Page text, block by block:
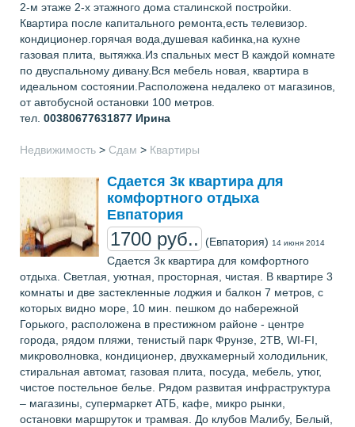
2-м этаже 2-х этажного дома сталинской постройки.
Квартира после капитального ремонта,есть телевизор.
кондиционер.горячая вода,душевая кабинка,на кухне
газовая плита, вытяжка.Из спальных мест В каждой комнате
по двуспальному дивану.Вся мебель новая, квартира в
идеальном состоянии.Расположена недалеко от магазинов,
от автобусной остановки 100 метров.
тел. 00380677631877 Ирина
Недвижимость > Сдам > Квартиры
Сдается 3к квартира для
комфортного отдыха
Евпатория
1700 руб.. (Евпатория) 14 июня 2014
Сдается 3к квартира для комфортного
отдыха. Светлая, уютная, просторная, чистая. В квартире 3
комнаты и две застекленные лоджия и балкон 7 метров, с
которых видно море, 10 мин. пешком до набережной
Горького, расположена в престижном районе - центре
города, рядом пляжи, тенистый парк Фрунзе, 2ТВ, WI-FI,
микроволновка, кондиционер, двухкамерный холодильник,
стиральная автомат, газовая плита, посуда, мебель, утюг,
чистое постельное белье. Рядом развитая инфраструктура
– магазины, супермаркет АТБ, кафе, микро рынки,
остановки маршруток и трамвая. До клубов Малибу, Белый,